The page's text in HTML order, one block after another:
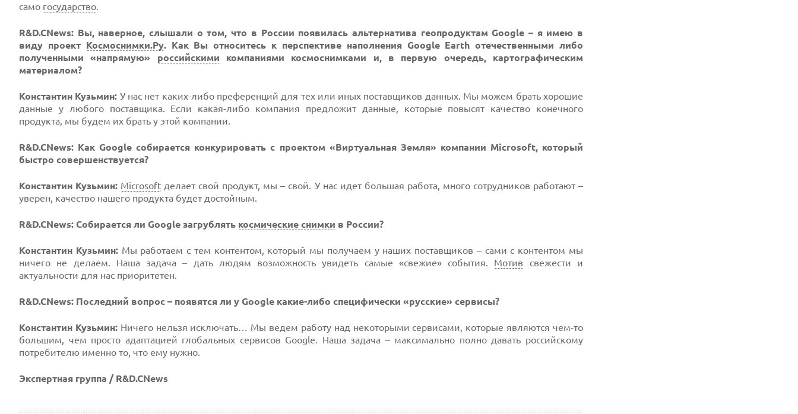
само государство.
R&D.CNews: Вы, наверное, слышали о том, что в России появилась альтернатива геопродуктам Google – я имею в
виду проект Космоснимки.Ру. Как Вы относитесь к перспективе наполнения Google Earth отечественными либо
полученными «напрямую» российскими компаниями космоснимками и, в первую очередь, картографическим
материалом?
Константин Кузьмин: У нас нет каких-либо преференций для тех или иных поставщиков данных. Мы можем брать хорошие
данные у любого поставщика. Если какая-либо компания предложит данные, которые повысят качество конечного
продукта, мы будем их брать у этой компании.
R&D.CNews: Как Google собирается конкурировать с проектом «Виртуальная Земля» компании Microsoft, который
быстро совершенствуется?
Константин Кузьмин: Microsoft делает свой продукт, мы – свой. У нас идет большая работа, много сотрудников работают –
уверен, качество нашего продукта будет достойным.
R&D.CNews: Собирается ли Google загрублять космические снимки в России?
Константин Кузьмин:Мы работаем с тем контентом, который мы получаем у наших поставщиков – сами с контентом мы
ничего не делаем. Наша задача – дать людям возможность увидеть самые «свежие» события. Мотив свежести и
актуальности для нас приоритетен.
R&D.CNews: Последний вопрос – появятся ли у Google какие-либо специфически «русские» сервисы?
Константин Кузьмин:Ничего нельзя исключать… Мы ведем работу над некоторыми сервисами, которые являются чем-то
большим, чем просто адаптацией глобальных сервисов Google. Наша задача – максимально полно давать российскому
потребителю именно то, что ему нужно.
Экспертная группа / R&D.CNews